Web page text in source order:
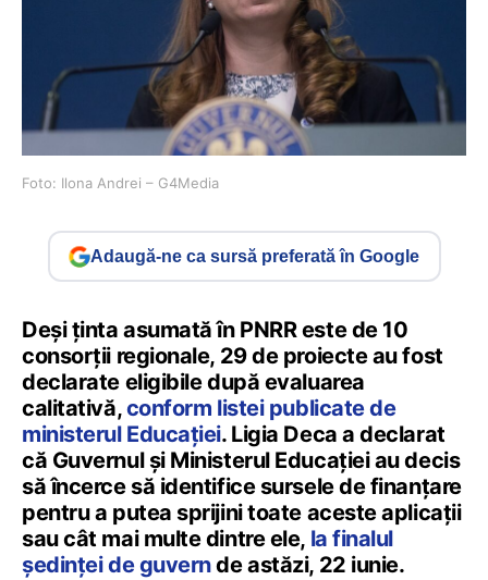
Foto: Ilona Andrei – G4Media
Adaugă-ne ca sursă preferată în Google
Deși ținta asumată în PNRR este de 10
consorții regionale, 29 de proiecte au fost
declarate eligibile după evaluarea
calitativă,conform listei publicate de
ministerul Educației. Ligia Deca a declarat
că Guvernul și Ministerul Educației au decis
să încerce să identifice sursele de finanțare
pentru a putea sprijini toate aceste aplicații
sau cât mai multe dintre ele, la finalul
ședinței de guvernde astăzi, 22 iunie.